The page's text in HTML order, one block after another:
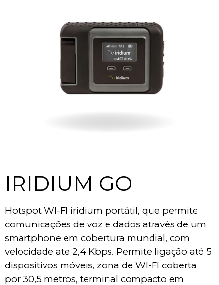
IRIDIUM GO
Hotspot WI-FI iridium portátil, que permite
comunicações de voz e dados através de um
smartphone em cobertura mundial, com
velocidade ate 2,4 Kbps. Permite ligação até 5
dispositivos móveis, zona de WI-FI coberta
por 30,5 metros, terminal compacto em